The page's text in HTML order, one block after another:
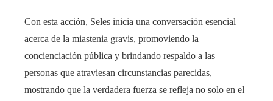
Con esta acción, Seles inicia una conversación esencial
acerca de la miastenia gravis, promoviendo la
concienciación pública y brindando respaldo a las
personas que atraviesan circunstancias parecidas,
mostrando que la verdadera fuerza se refleja no solo en el